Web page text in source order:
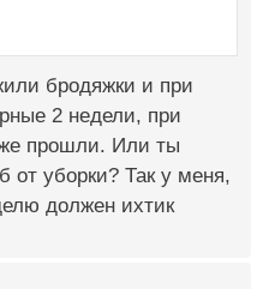
бродяжки и при
2 недели, при
прошли. Или ты
от уборки? Так у меня,
должен ихтик